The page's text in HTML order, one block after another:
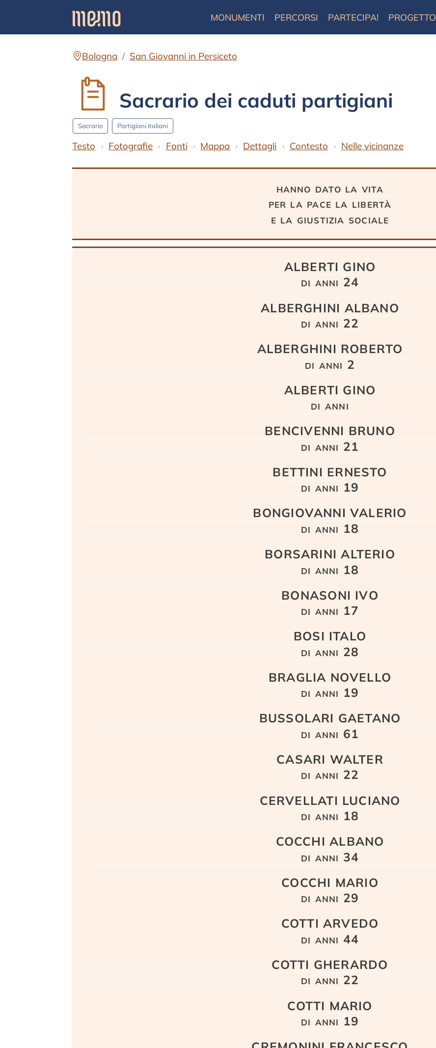
MONUMENTI PERCORSI PARTECIPA! PROGETTO
Bologna San Giovanni in Persiceto
Sacrario dei caduti partigiani
Sacrario Partigiani italiani
Testo Fotografie Fonti Mappa Dettagli Contesto Nelle vicinanze
hanno dato la vita
per la pace la libertà
e la giustizia sociale
ALBERTI GINO
di anni 24
ALBERGHINI ALBANO
di anni 22
ALBERGHINI ROBERTO
di anni 2
ALBERTI GINO
di anni
BENCIVENNI BRUNO
di anni 21
BETTINI ERNESTO
di anni 19
BONGIOVANNI VALERIO
di anni 18
BORSARINI ALTERIO
di anni 18
BONASONI IVO
di anni 17
BOSI ITALO
di anni 28
BRAGLIA NOVELLO
di anni 19
BUSSOLARI GAETANO
di anni 61
CASARI WALTER
di anni 22
CERVELLATI LUCIANO
di anni 18
COCCHI ALBANO
di anni 34
COCCHI MARIO
di anni 29
COTTI ARVEDO
di anni 44
COTTI GHERARDO
di anni 22
COTTI MARIO
di anni 19